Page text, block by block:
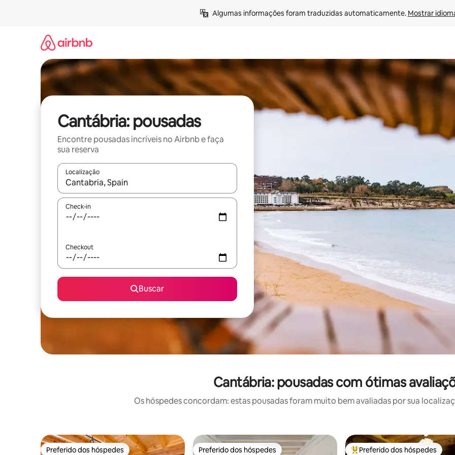
Algumas informações foram traduzidas automaticamente. Mostrar
Cantábria: pousadas
Encontre pousadas incríveis no Airbnb e faça
sua reserva
Localização
Quando os resultados estiverem disponíveis, explore-os usando as seta para cima e para baixo do teclado ou tocando
Check-in
Checkout
Buscar
Cantábria: pousadas com ótimas
Os hóspedes concordam: estas pousadas foram muito bem avaliadas por sua
Preferido dos hóspedes Preferido dos hóspedes Preferido dos hóspedes